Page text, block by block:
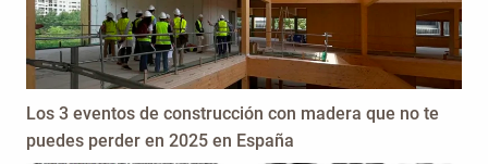
Los 3 eventos de construcción con madera que no te
puedes perder en 2025 en España